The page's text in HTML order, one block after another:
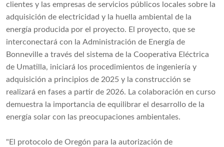
clientes y las empresas de servicios públicos locales sobre la
adquisición de electricidad y la huella ambiental de la
energía producida por el proyecto. El proyecto, que se
interconectará con la Administración de Energía de
Bonneville a través del sistema de la Cooperativa Eléctrica
de Umatilla, iniciará los procedimientos de ingeniería y
adquisición a principios de 2025 y la construcción se
realizará en fases a partir de 2026. La colaboración en curso
demuestra la importancia de equilibrar el desarrollo de la
energía solar con las preocupaciones ambientales.
"El protocolo de Oregón para la autorización de